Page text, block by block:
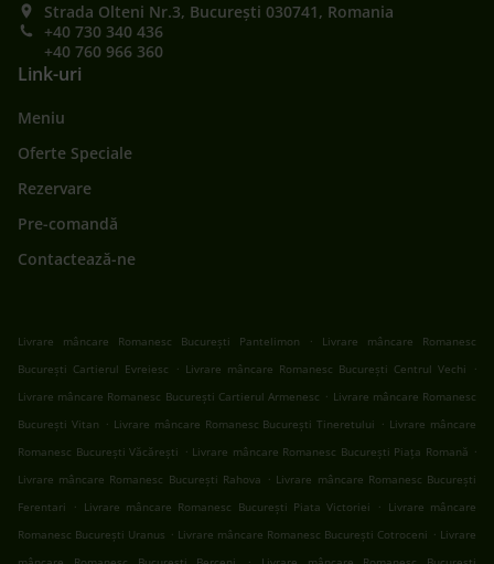
Strada Olteni Nr.3, București 030741, Romania
+40 730 340 436
+40 760 966 360
Link-uri
Meniu
Oferte Speciale
Rezervare
Pre-comandă
Contactează-ne
Livrare mâncare Romanesc București Pantelimon .
Livrare mâncare Romanesc
București Cartierul Evreiesc
. Livrare mâncare Romanesc București Centrul Vechi
.
Livrare mâncare Romanesc București Cartierul Armenesc . Livrare mâncare Romanesc
București Vitan . Livrare mâncare Romanesc București Tineretului . Livrare mâncare
Romanesc București Văcărești . Livrare mâncare Romanesc București Piața Romană .
Livrare mâncare Romanesc București Rahova . Livrare mâncare Romanesc București
Ferentari
. Livrare mâncare Romanesc București Piata Victoriei . Livrare mâncare
Romanesc București Uranus . Livrare mâncare Romanesc București Cotroceni . Livrare
.